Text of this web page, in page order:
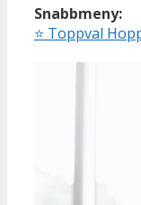
Snabbmeny:
⭐ Toppval